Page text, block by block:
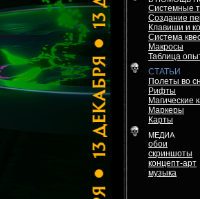
Системные
Создание
Клавиши и
Система
Макросы
Таблица
СТАТЬИ
Полеты во
Рифты
Магические
Маркеры
Карты
МЕДИА
обои
скриншоты
концепт-арт
музыка